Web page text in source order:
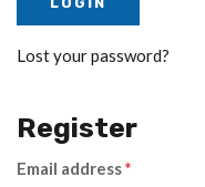
Lost your password?
Register
Email address*